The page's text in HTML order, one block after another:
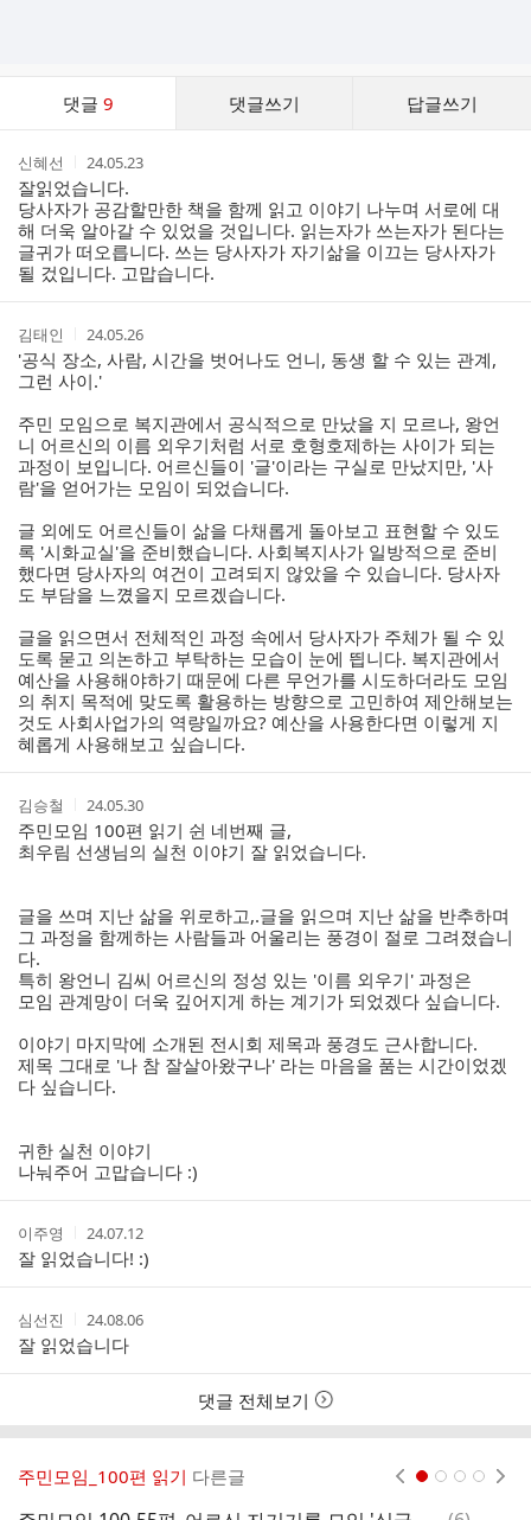
댓글 9 댓글쓰기 답글쓰기
작
성
자
신혜선
작
성
시
간
24.05.23
잘읽었습니다.
당사자가 공감할만한 책을 함께 읽고 이야기 나누며 서로에 대
해 더욱 알아갈 수 있었을 것입니다. 읽는자가 쓰는자가 된다는
글귀가 떠오릅니다. 쓰는 당사자가 자기삶을 이끄는 당사자가
될 겄입니다. 고맙습니다.
작
성
자
김태인
작
성
시
간
24.05.26
'공식 장소, 사람, 시간을 벗어나도 언니, 동생 할 수 있는 관계,
그런 사이.'
주민 모임으로 복지관에서 공식적으로 만났을 지 모르나, 왕언
니 어르신의 이름 외우기처럼 서로 호형호제하는 사이가 되는
과정이 보입니다. 어르신들이 '글'이라는 구실로 만났지만, '사
람'을 얻어가는 모임이 되었습니다.
글 외에도 어르신들이 삶을 다채롭게 돌아보고 표현할 수 있도
록 '시화교실'을 준비했습니다. 사회복지사가 일방적으로 준비
했다면 당사자의 여건이 고려되지 않았을 수 있습니다. 당사자
도 부담을 느꼈을지 모르겠습니다.
글을 읽으면서 전체적인 과정 속에서 당사자가 주체가 될 수 있
도록 묻고 의논하고 부탁하는 모습이 눈에 띕니다. 복지관에서
예산을 사용해야하기 때문에 다른 무언가를 시도하더라도 모임
의 취지 목적에 맞도록 활용하는 방향으로 고민하여 제안해보는
것도 사회사업가의 역량일까요? 예산을 사용한다면 이렇게 지
혜롭게 사용해보고 싶습니다.
작
성
자
김승철
작
성
시
간
24.05.30
주민모임 100편 읽기 쉰 네번째 글,
최우림 선생님의 실천 이야기 잘 읽었습니다.
글을 쓰며 지난 삶을 위로하고,.글을 읽으며 지난 삶을 반추하며
그 과정을 함께하는 사람들과 어울리는 풍경이 절로 그려졌습니
다.
특히 왕언니 김씨 어르신의 정성 있는 '이름 외우기' 과정은
모임 관계망이 더욱 깊어지게 하는 계기가 되었겠다 싶습니다.
이야기 마지막에 소개된 전시회 제목과 풍경도 근사합니다.
제목 그대로 '나 참 잘살아왔구나' 라는 마음을 품는 시간이었겠
다 싶습니다.
귀한 실천 이야기
나눠주어 고맙습니다 :)
작
성
자
이주영
작
성
시
간
24.07.12
잘 읽었습니다! :)
작
성
자
심선진
작
성
시
간
24.08.06
잘 읽었습니다
댓글 전체보기
주민모임_100편 읽기 다른글